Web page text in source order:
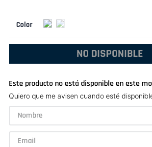
NO DISPONIBLE
Este producto no está disponible en este
Quiero que me avisen cuando esté